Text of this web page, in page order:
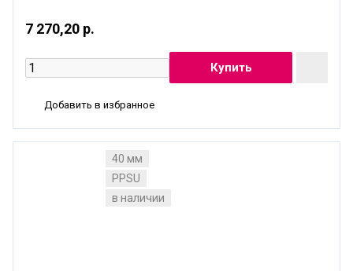
7 270,20 р.
Добавить в избранное
40 мм
PPSU
в наличии